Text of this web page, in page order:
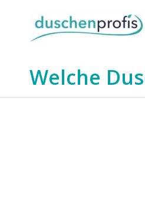
Welche